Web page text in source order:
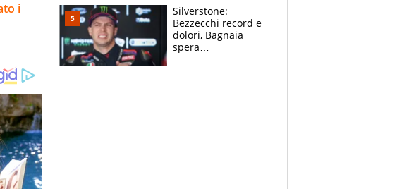
i
Silverstone:
Bezzecchi record e
dolori, Bagnaia
spera